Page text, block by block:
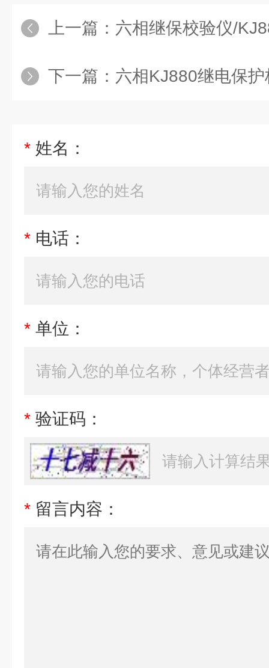
上一篇： 六相继保校验仪/
下一篇： 六相KJ880继电保
* 姓名：
* 电话：
* 单位：
* 验证码：
* 留言内容：